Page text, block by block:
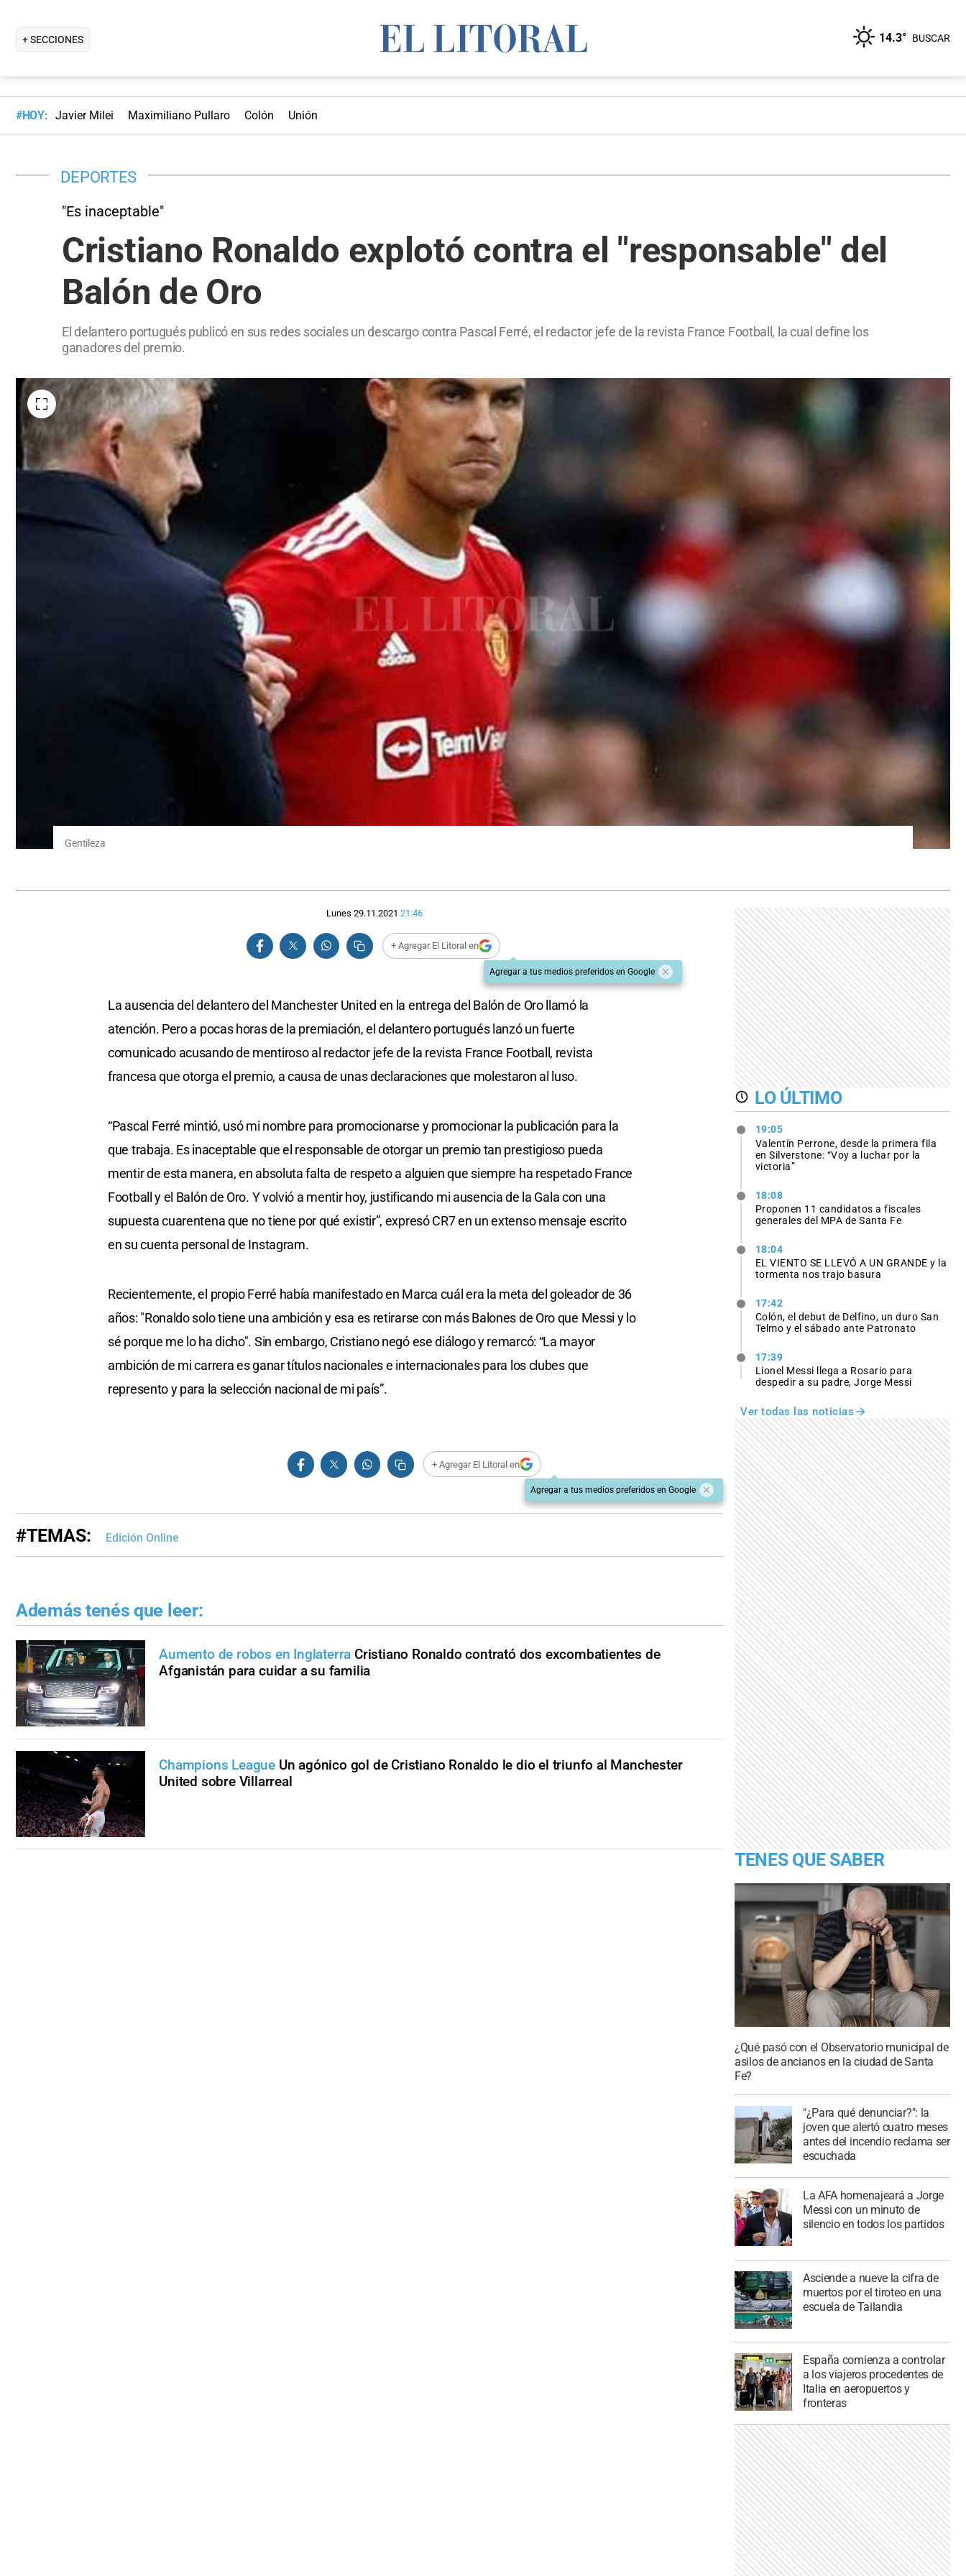
+ SECCIONES 14.3° BUSCAR
#HOY: Javier Milei Maximiliano Pullaro Colón Unión
DEPORTES
"Es inaceptable"
Cristiano Ronaldo explotó contra el "responsable" del
Balón de Oro
El delantero portugués publicó en sus redes sociales un descargo contra Pascal Ferré, el redactor jefe de la revista France Football, la cual define los
ganadores del premio.
Gentileza
Lunes 29.11.2021 21:46
+ Agregar El Litoral en
Agregar a tus medios preferidos en Google
La ausencia del delantero del Manchester United en la entrega del Balón de Oro llamó la
atención. Pero a pocas horas de la premiación, el delantero portugués lanzó un fuerte
comunicado acusando de mentiroso al redactor jefe de la revista France Football, revista
francesa que otorga el premio, a causa de unas declaraciones que molestaron al luso.
“Pascal Ferré mintió, usó mi nombre para promocionarse y promocionar la publicación para la
que trabaja. Es inaceptable que el responsable de otorgar un premio tan prestigioso pueda
mentir de esta manera, en absoluta falta de respeto a alguien que siempre ha respetado France
Football y el Balón de Oro. Y volvió a mentir hoy, justificando mi ausencia de la Gala con una
supuesta cuarentena que no tiene por qué existir”, expresó CR7 en un extenso mensaje escrito
en su cuenta personal de Instagram.
Recientemente, el propio Ferré había manifestado en Marca cuál era la meta del goleador de 36
años: "Ronaldo solo tiene una ambición y esa es retirarse con más Balones de Oro que Messi y lo
sé porque me lo ha dicho". Sin embargo, Cristiano negó ese diálogo y remarcó: “La mayor
ambición de mi carrera es ganar títulos nacionales e internacionales para los clubes que
represento y para la selección nacional de mi país”.
+ Agregar El Litoral en
Agregar a tus medios preferidos en Google
#TEMAS: Edición Online
Además tenés que leer:
Aumento de robos en Inglaterra Cristiano Ronaldo contrató dos excombatientes de
Afganistán para cuidar a su familia
Champions League Un agónico gol de Cristiano Ronaldo le dio el triunfo al Manchester
United sobre Villarreal
LO ÚLTIMO
19:05
Valentín Perrone, desde la primera fila
en Silverstone: “Voy a luchar por la
victoria”
18:08
Proponen 11 candidatos a fiscales
generales del MPA de Santa Fe
18:04
EL VIENTO SE LLEVÓ A UN GRANDE y la
tormenta nos trajo basura
17:42
Colón, el debut de Delfino, un duro San
Telmo y el sábado ante Patronato
17:39
Lionel Messi llega a Rosario para
despedir a su padre, Jorge Messi
Ver todas las noticias
TENES QUE SABER
¿Qué pasó con el Observatorio municipal de
asilos de ancianos en la ciudad de Santa
Fe?
"¿Para qué denunciar?": la
joven que alertó cuatro meses
antes del incendio reclama ser
escuchada
La AFA homenajeará a Jorge
Messi con un minuto de
silencio en todos los partidos
Asciende a nueve la cifra de
muertos por el tiroteo en una
escuela de Tailandia
España comienza a controlar
a los viajeros procedentes de
Italia en aeropuertos y
fronteras